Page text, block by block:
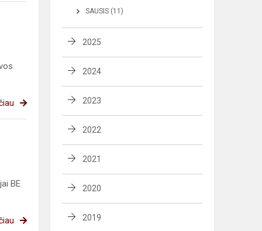
BE
SAUSIS (11)
2025
2024
2023
2022
2021
2020
2019